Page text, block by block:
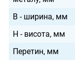
B - ширина, мм
H - висота, мм
Перетин, мм